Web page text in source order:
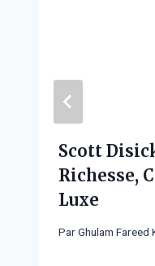
Scott
Richesse,
Luxe
ParGhulam Fareed